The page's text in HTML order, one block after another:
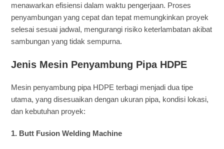
menawarkan efisiensi dalam waktu pengerjaan. Proses
penyambungan yang cepat dan tepat memungkinkan proyek
selesai sesuai jadwal, mengurangi risiko keterlambatan akibat
sambungan yang tidak sempurna.
Jenis Mesin Penyambung Pipa HDPE
Mesin penyambung pipa HDPE terbagi menjadi dua tipe
utama, yang disesuaikan dengan ukuran pipa, kondisi lokasi,
dan kebutuhan proyek:
1. Butt Fusion Welding Machine